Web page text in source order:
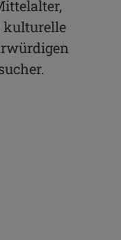
kulturelle